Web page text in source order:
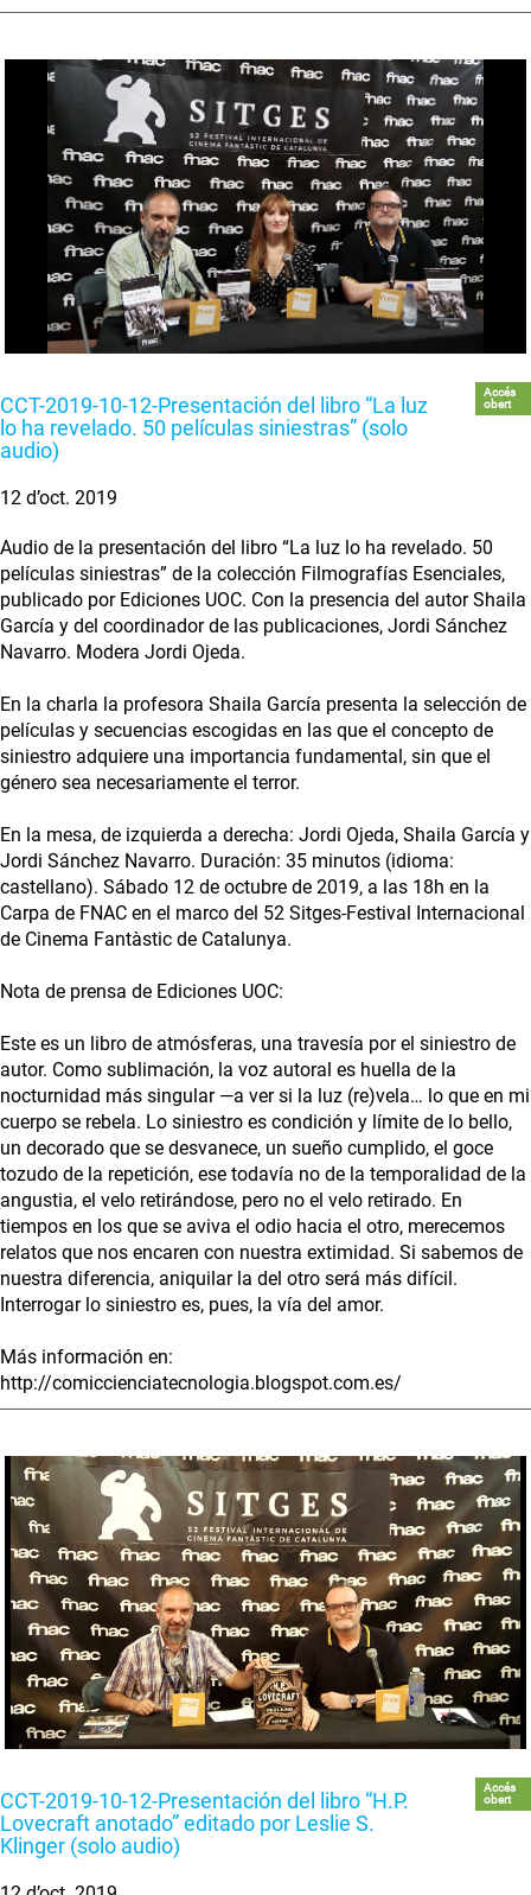
CCT-2019-10-12-Presentación del libro “La luz
lo ha revelado. 50 películas siniestras” (solo
audio)
Accés
obert
12 d’oct. 2019
Audio de la presentación del libro “La luz lo ha revelado. 50
películas siniestras” de la colección Filmografías Esenciales,
publicado por Ediciones UOC. Con la presencia del autor Shaila
García y del coordinador de las publicaciones, Jordi Sánchez
Navarro. Modera Jordi Ojeda.
En la charla la profesora Shaila García presenta la selección de
películas y secuencias escogidas en las que el concepto de
siniestro adquiere una importancia fundamental, sin que el
género sea necesariamente el terror.
En la mesa, de izquierda a derecha: Jordi Ojeda, Shaila García y
Jordi Sánchez Navarro. Duración: 35 minutos (idioma:
castellano). Sábado 12 de octubre de 2019, a las 18h en la
Carpa de FNAC en el marco del 52 Sitges-Festival Internacional
de Cinema Fantàstic de Catalunya.
Nota de prensa de Ediciones UOC:
Este es un libro de atmósferas, una travesía por el siniestro de
autor. Como sublimación, la voz autoral es huella de la
nocturnidad más singular —a ver si la luz (re)vela… lo que en mi
cuerpo se rebela. Lo siniestro es condición y límite de lo bello,
un decorado que se desvanece, un sueño cumplido, el goce
tozudo de la repetición, ese todavía no de la temporalidad de la
angustia, el velo retirándose, pero no el velo retirado. En
tiempos en los que se aviva el odio hacia el otro, merecemos
relatos que nos encaren con nuestra extimidad. Si sabemos de
nuestra diferencia, aniquilar la del otro será más difícil.
Interrogar lo siniestro es, pues, la vía del amor.
Más información en:
http://comiccienciatecnologia.blogspot.com.es/
CCT-2019-10-12-Presentación del libro “H.P.
Lovecraft anotado” editado por Leslie S.
Klinger (solo audio)
Accés
obert